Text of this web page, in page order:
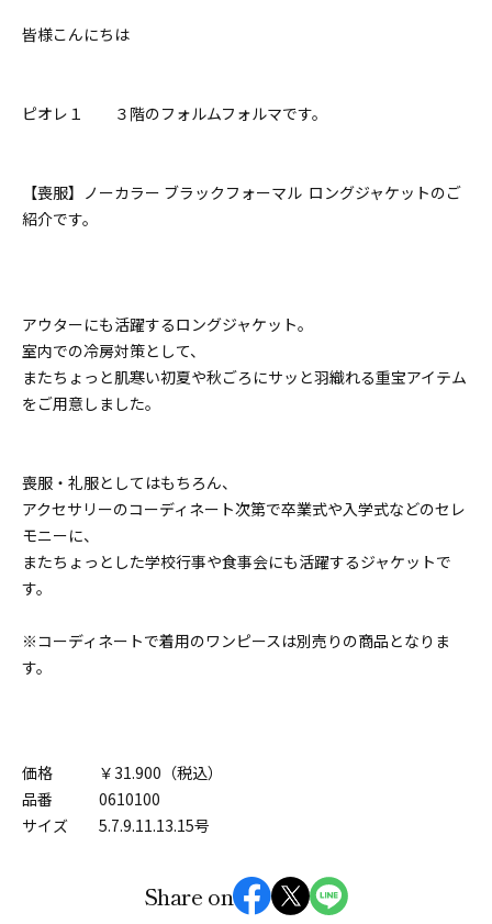
皆様こんにちは
ピオレ１ ３階のフォルムフォルマです。
【喪服】ノーカラー ブラックフォーマル ロングジャケットのご
紹介です。
アウターにも活躍するロングジャケット。
室内での冷房対策として、
またちょっと肌寒い初夏や秋ごろにサッと羽織れる重宝アイテム
をご用意しました。
喪服・礼服としてはもちろん、
アクセサリーのコーディネート次第で卒業式や入学式などのセレ
モニーに、
またちょっとした学校行事や食事会にも活躍するジャケットで
す。
※コーディネートで着用のワンピースは別売りの商品となりま
す。
価格 ￥31.900（税込）
品番 0610100
サイズ 5.7.9.11.13.15号
Share on